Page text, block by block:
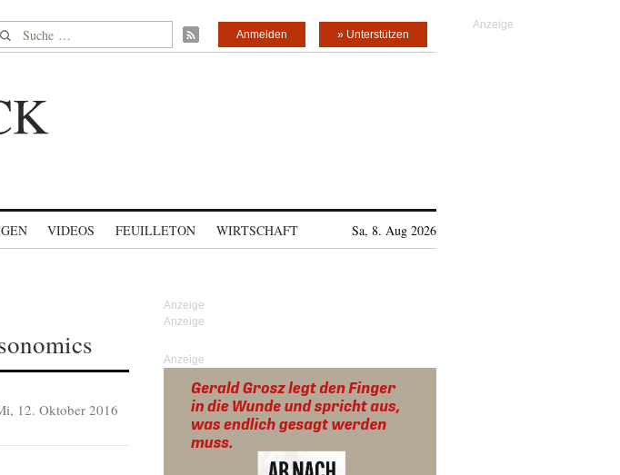
Suche nach: » Unterstützen
Anmelden
VIDEOS FEUILLETON WIRTSCHAFT Sa, 8. Aug 2026
12. Oktober 2016
Anzeige